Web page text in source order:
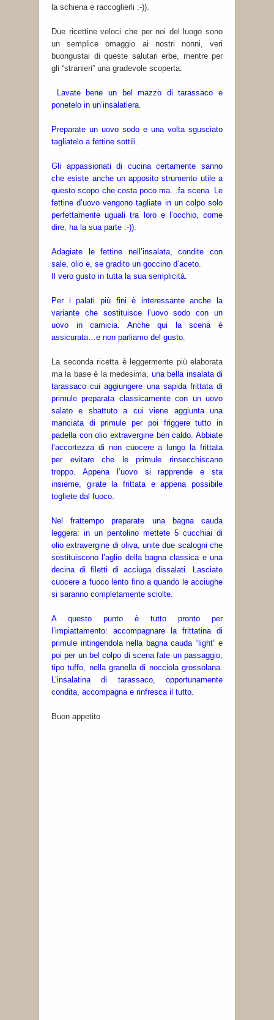
la schiena e raccoglierli :-)).
Due ricettine veloci che per noi del luogo sono
un semplice omaggio ai nostri nonni, veri
buongustai di queste salutari erbe, mentre per
gli “stranieri” una gradevole scoperta.
Lavate bene un bel mazzo di tarassaco e
ponetelo in un’insalatiera.
Preparate un uovo sodo e una volta sgusciato
tagliatelo a fettine sottili.
Gli appassionati di cucina certamente sanno
che esiste anche un apposito strumento utile a
questo scopo che costa poco ma…fa scena. Le
fettine d’uovo vengono tagliate in un colpo solo
perfettamente uguali tra loro e l’occhio, come
dire, ha la sua parte :-)).
Adagiate le fettine nell’insalata, condite con
sale, olio e, se gradito un goccino d’aceto.
Il vero gusto in tutta la sua semplicità.
Per i palati più fini è interessante anche la
variante che sostituisce l’uovo sodo con un
uovo in camicia. Anche qui la scena è
assicurata…e non parliamo del gusto.
La seconda ricetta è leggermente più elaborata
ma la base è la medesima, una bella insalata di
tarassaco cui aggiungere una sapida frittata di
primule preparata classicamente con un uovo
salato e sbattuto a cui viene aggiunta una
manciata di primule per poi friggere tutto in
padella con olio extravergine ben caldo. Abbiate
l’accortezza di non cuocere a lungo la frittata
per evitare che le primule rinsecchiscano
troppo. Appena l’uovo si rapprende e sta
insieme, girate la frittata e appena possibile
togliete dal fuoco.
Nel frattempo preparate una bagna cauda
leggera: in un pentolino mettete 5 cucchiai di
olio extravergine di oliva, unite due scalogni che
sostituiscono l’aglio della bagna classica e una
decina di filetti di acciuga dissalati. Lasciate
cuocere a fuoco lento fino a quando le acciughe
si saranno completamente sciolte.
A questo punto è tutto pronto per
l’impiattamento: accompagnare la frittatina di
primule intingendola nella bagna cauda “light” e
poi per un bel colpo di scena fate un passaggio,
tipo tuffo, nella granella di nocciola grossolana.
L’insalatina di tarassaco, opportunamente
condita, accompagna e rinfresca il tutto.
Buon appetito